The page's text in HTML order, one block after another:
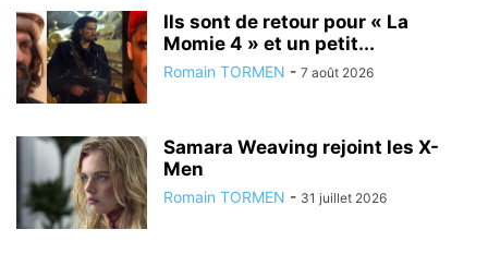
Ils sont de retour pour « La
Momie 4 » et un petit...
Romain TORMEN - 7 août 2026
Samara Weaving rejoint les X-
Men
Romain TORMEN - 31 juillet 2026